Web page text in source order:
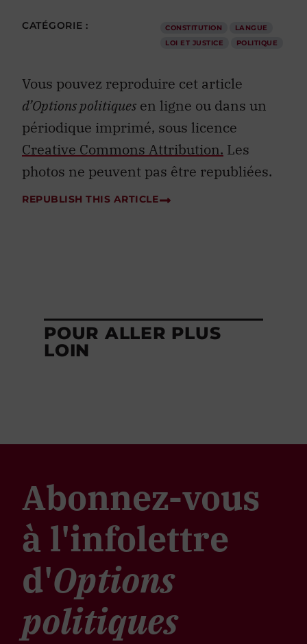
CATÉGORIE : CONSTITUTION
LANGUE
LOI ET JUSTICE
POLITIQUE
Vous pouvez reproduire cet article
d’Options politiques en ligne ou dans un
périodique imprimé, sous licence
Creative Commons Attribution. Les
photos ne peuvent pas être republiées.
REPUBLISH THIS ARTICLE
POUR ALLER PLUS
LOIN
Abonnez-vous
à l'infolettre
d'Options
politiques